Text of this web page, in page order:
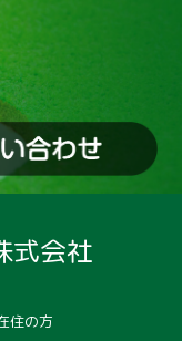
・静岡発は満席
式会社
住の方